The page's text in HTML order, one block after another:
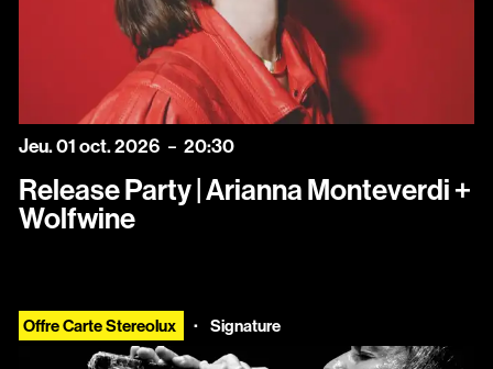
jeudi
Jeu.01octobre
oct.2026 20:30
Release Party | Arianna Monteverdi +
Wolfwine
Offre Carte Stereolux · Signature